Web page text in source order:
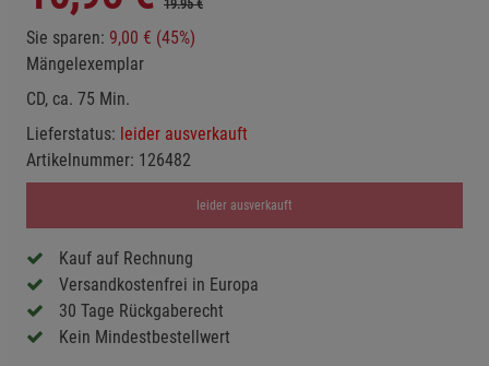
19.95 €
Sie sparen: 9,00 € (45%)
Mängelexemplar
CD, ca. 75 Min.
Lieferstatus: leider ausverkauft
Artikelnummer: 126482
leider ausverkauft
Kauf auf Rechnung
Versandkostenfrei in Europa
30 Tage Rückgaberecht
Kein Mindestbestellwert